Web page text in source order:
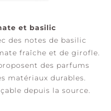
et basilic
des notes de basilic
fraîche et de girofle.
des parfums
matériaux durables.
depuis la source.